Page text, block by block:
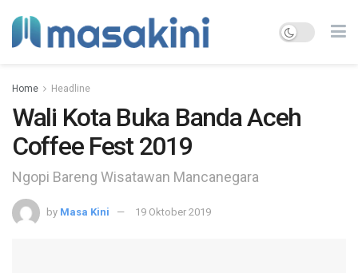
Home Headline
Wali Kota Buka Banda Aceh
Coffee Fest 2019
Ngopi Bareng Wisatawan Mancanegara
by Masa Kini 19 Oktober 2019